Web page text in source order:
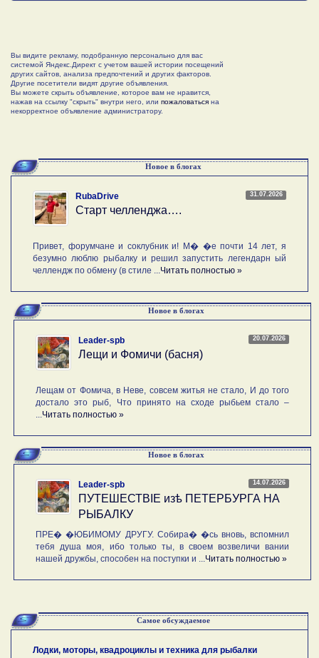
Вы видите рекламу, подобранную персонально для вас
системой Яндекс.Директ с учетом вашей истории посещений
других сайтов, анализа предпочтений и других факторов.
Другие посетители видят другие объявления.
Вы можете скрыть объявление, которое вам не нравится,
нажав на ссылку "скрыть" внутри него, или пожаловаться на
некорректное объявление администратору.
Новое в блогах
31.07.2026
RubaDrive
Старт челленджа….
Привет, форумчане и соклубник и! М� �е почти 14 лет, я
безумно люблю рыбалку и решил запустить легендарн ый
челлендж по обмену (в стиле ... Читать полностью »
Новое в блогах
20.07.2026
Leader-spb
Лещи и Фомичи (басня)
Лещам от Фомича, в Неве, совсем житья не стало, И до того
достало это рыб, Что принято на сходе рыбьем стало –
Читать полностью »
Новое в блогах
14.07.2026
Leader-spb
ПУТЕШЕСТВIE изѣ ПЕТЕРБУРГА НА
РЫБАЛКУ
ПРЕ� �ЮБИМОМУ ДРУГУ. Собира� �сь вновь, вспомнил
тебя душа моя, ибо только ты, в своем возвеличи вании
нашей дружбы, способен на поступки и ... Читать полностью »
Самое обсуждаемое
Лодки, моторы, квадроциклы и техника для рыбалки